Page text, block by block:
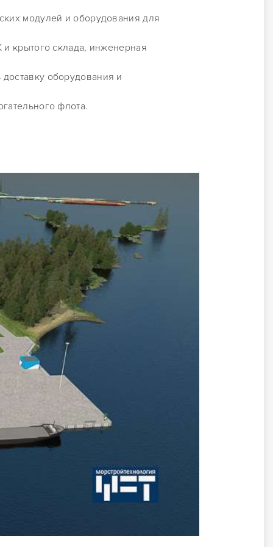
модулей и оборудования для
и крытого склада, инженерная
оборудования и
флота.